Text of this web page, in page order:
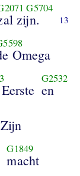
G5704
zijn. 13
Omega
G2532
en
G1849
macht